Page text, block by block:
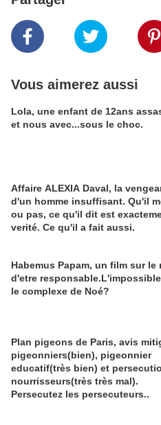
Vous aimerez aussi
Lola, une enfant de 12ans
et nous avec...sous le choc.
Affaire ALEXIA Daval, la
d'un homme insuffisant. Qu'il
ou pas, ce qu'il dit est
verité. Ce qu'il a fait aussi.
Habemus Papam, un film sur le
d'etre
le complexe de Noé?
Plan pigeons de Paris, avis
pigeonniers(bien), pigeonnier
educatif(très bien) et
nourrisseurs(très très mal).
Persecutez les persecuteurs..